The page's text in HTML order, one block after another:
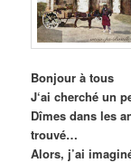
Bonjour à tous
J‘ai cherché un
Dîmes dans les
trouvé…
Alors, j’ai